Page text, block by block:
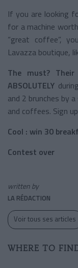
If you are looking
for a machine
“great coffee”,
Lavazza boutique,
The must?
ABSOLUTELY
and 2 brunches by
and coffees. Sign
Cool : win 30
Contest over
written by
LA RÉDACTION
Voir tous ses articles
WHERE TO